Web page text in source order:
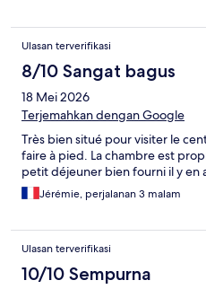
Ulasan terverifikasi
8/10 Sangat bagus
18 Mei 2026
Terjemahkan dengan Google
Très bien situé pour visiter le
faire à pied. La chambre est
petit déjeuner bien fourni il y en
Jérémie, perjalanan 3 malam
Ulasan terverifikasi
10/10 Sempurna